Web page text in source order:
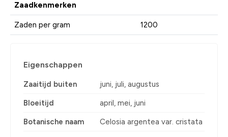
Zaadkenmerken
Zaden per gram 1200
Eigenschappen
Zaaitijd buiten juni, juli, augustus
Bloeitijd april, mei, juni
Botanische naam Celosia argentea var. cristata